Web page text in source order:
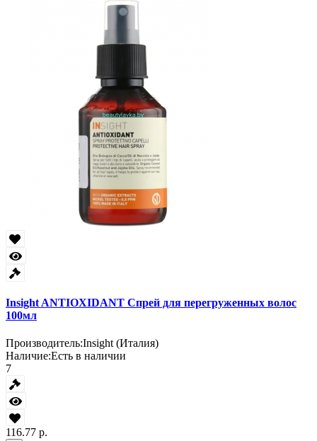
Insight ANTIOXIDANT Спрей для перегруженных волос
100мл
Производитель:Insight (Италия)
Наличие:Есть в наличии
7
116.77 р.